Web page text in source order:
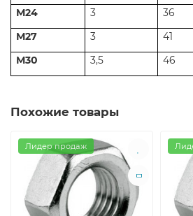
М24
3 36
М27
3 41
М30
3,5 46
Похожие товары
Лидер продаж